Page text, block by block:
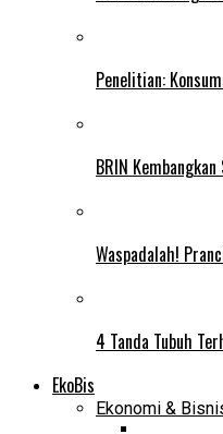
Penelitian:
BRIN
Waspadalah!
4 Tanda Tubuh
EkoBis
Ekonomi &